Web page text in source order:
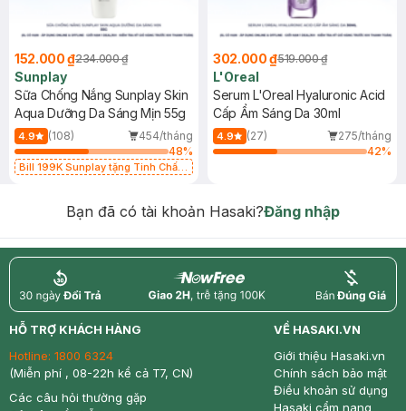
152.000 ₫234.000 ₫
Sunplay
Sữa Chống Nắng Sunplay Skin
Aqua Dưỡng Da Sáng Mịn 55g
4.9 (108)
454/tháng
48%
Bill 199K Sunplay tặng Tinh Chất
302.000 ₫519.000 ₫
L'Oreal
Serum L'Oreal Hyaluronic Acid
Cấp Ẩm Sáng Da 30ml
4.9 (27)
275/tháng
42%
Bạn đã có tài khoản Hasaki?Đăng nhập
return nowfree price
HỖ TRỢ KHÁCH HÀNG
Hotline: 1800 6324
(Miễn phí , 08-22h kể cả T7, CN)
Các câu hỏi thường gặp
VỀ HASAKI.VN
Giới thiệu Hasaki.vn
Chính sách bảo mật
Điều khoản sử dụng
Hasaki cẩm nang